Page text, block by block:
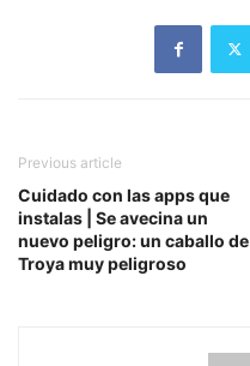
Previous article
Cuidado con las apps que
instalas | Se avecina un
nuevo peligro: un caballo de
Troya muy peligroso